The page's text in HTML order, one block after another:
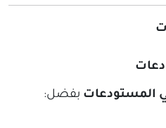
المستودعات بفضل: